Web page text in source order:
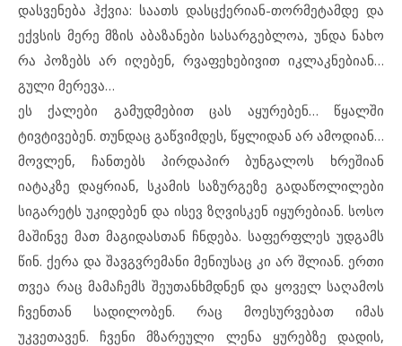
დასვენება ჰქვია: საათს დასცქერიან-თორმეტამდე და
ექვსის მერე მზის აბაზანები სასარგებლოა, უნდა ნახო
რა პოზებს არ იღებენ, რვაფეხებივით იკლაკნებიან…
გული მერევა…
ეს ქალები გამუდმებით ცას აყურებენ… წყალში
ტივტივებენ. თუნდაც გაწვიმდეს, წყლიდან არ ამოდიან…
მოვლენ, ჩანთებს პირდაპირ ბუნგალოს ხრეშიან
იატაკზე დაყრიან, სკამის საზურგეზე გადაწოლილები
სიგარეტს უკიდებენ და ისევ ზღვისკენ იყურებიან. სოსო
მაშინვე მათ მაგიდასთან ჩნდება. საფერფლეს უდგამს
წინ. ქერა და შავგვრემანი მენიუსაც კი არ შლიან. ერთი
თვეა რაც მამაჩემს შეუთანხმდნენ და ყოველ საღამოს
ჩვენთან სადილობენ. რაც მოესურვებათ იმას
უკვეთავენ. ჩვენი მზარეული ლენა ყურებზე დადის,